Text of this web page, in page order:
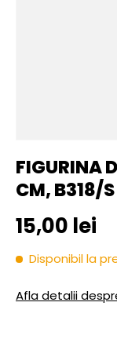
FIGURINA
CM, B318/S
Pret initial
15,00 lei
Disponibil la
Afla detalii